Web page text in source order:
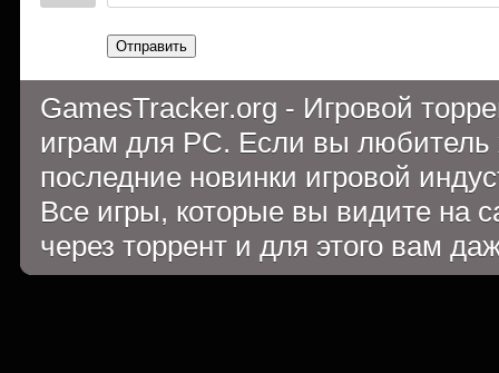
Отправить
GamesTracker.org - Игровой
играм для PC. Если вы
последние новинки игровой
Все игры, которые вы видите на
через торрент и для этого вам